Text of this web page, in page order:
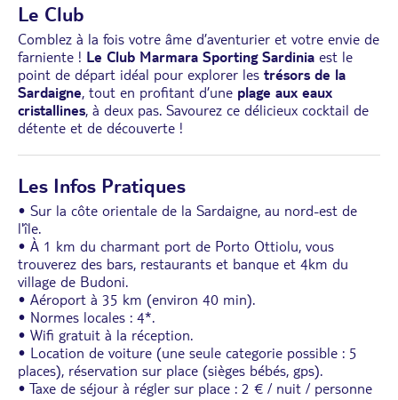
Le Club
Comblez à la fois votre âme d’aventurier et votre envie de
farniente ! Le Club Marmara Sporting Sardinia est le
point de départ idéal pour explorer les trésors de la
Sardaigne, tout en profitant d’une plage aux eaux
cristallines, à deux pas. Savourez ce délicieux cocktail de
détente et de découverte !
Les Infos Pratiques
• Sur la côte orientale de la Sardaigne, au nord-est de
l'île.
• À 1 km du charmant port de Porto Ottiolu, vous
trouverez des bars, restaurants et banque et 4km du
village de Budoni.
• Aéroport à 35 km (environ 40 min).
• Normes locales : 4*.
• Wifi gratuit à la réception.
• Location de voiture (une seule categorie possible : 5
places), réservation sur place (sièges bébés, gps).
• Taxe de séjour à régler sur place : 2 € / nuit / personne